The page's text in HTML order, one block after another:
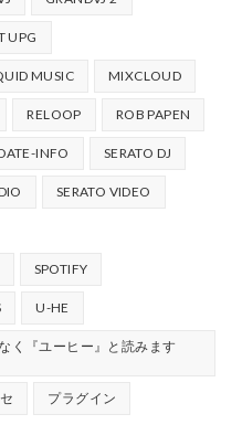
UPG
MUSIC MIXCLOUD
RELOOP ROB PAPEN
INFO SERATO DJ
SERATO VIDEO
SPOTIFY
U-HE
く『ユーヒー』と読みます
プラグイン